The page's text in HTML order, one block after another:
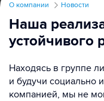
О компании Новости
Наша
устойчивого
Находясь в группе
и будучи социально
компанией, мы не